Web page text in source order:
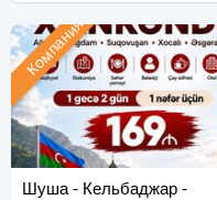
Шуша - Кельбаджар -
Компания